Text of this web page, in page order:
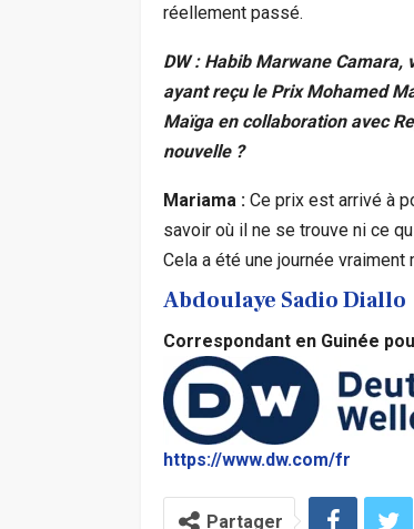
réellement passé.
DW : Habib Marwane
ayant reçu le Prix Mohamed
Maïga en collaboration avec
nouvelle ?
Mariama : Ce prix est arrivé à
savoir où il ne se trouve ni ce
Cela a été une journée vraiment
Abdoulaye Sadio Diallo
Correspondant en Guinée
https://www.dw.com/fr
Partager